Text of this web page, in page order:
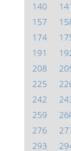
140
157
174
191
208
225
242
259
276
293